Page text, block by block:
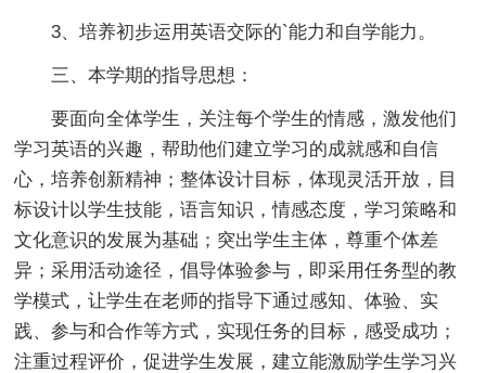
3、培养初步运用英语交际的`能力和自学能力。
三、本学期的指导思想：
要面向全体学生，关注每个学生的情感，激发他们
学习英语的兴趣，帮助他们建立学习的成就感和自信
心，培养创新精神；整体设计目标，体现灵活开放，目
标设计以学生技能，语言知识，情感态度，学习策略和
文化意识的发展为基础；突出学生主体，尊重个体差
异；采用活动途径，倡导体验参与，即采用任务型的教
学模式，让学生在老师的指导下通过感知、体验、实
践、参与和合作等方式，实现任务的目标，感受成功；
注重过程评价，促进学生发展，建立能激励学生学习兴